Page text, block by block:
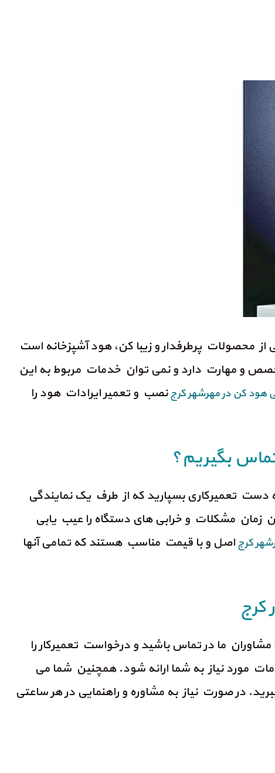
از محصولات پرطرفدار و زیبا کن، هود آشپزخانه است
و مهارت دارد و نمی توان خدمات مربوط به این
هود کن در مهرشهر کرجنصب و تعمیر ایرادات هود را
بگیریم؟
دست تعمیرکاری بسپارید که از طرف یک نمایندگی
زمان مشکلات و خرابی های دستگاه را عیب یابی
کرجاصل و با قیمت مناسب هستند که تمامی آنها
کرج
ارتباط با نمایندگی هود کن می توانید از طریق شماره های 09120684939 و یا 09354343729 با مشاوران ما در تماس باشید و درخواست تعمیرکار را
مورد نیاز به شما ارائه شود. همچنین شما می
در صورت نیاز به مشاوره و راهنمایی در هر ساعتی